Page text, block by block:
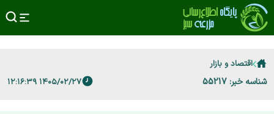
اقتصاد و بازار
شناسه خبر: 55217 ۱۴۰۵/۰۲/۲۷ ۱۲:۱۶:۳۹